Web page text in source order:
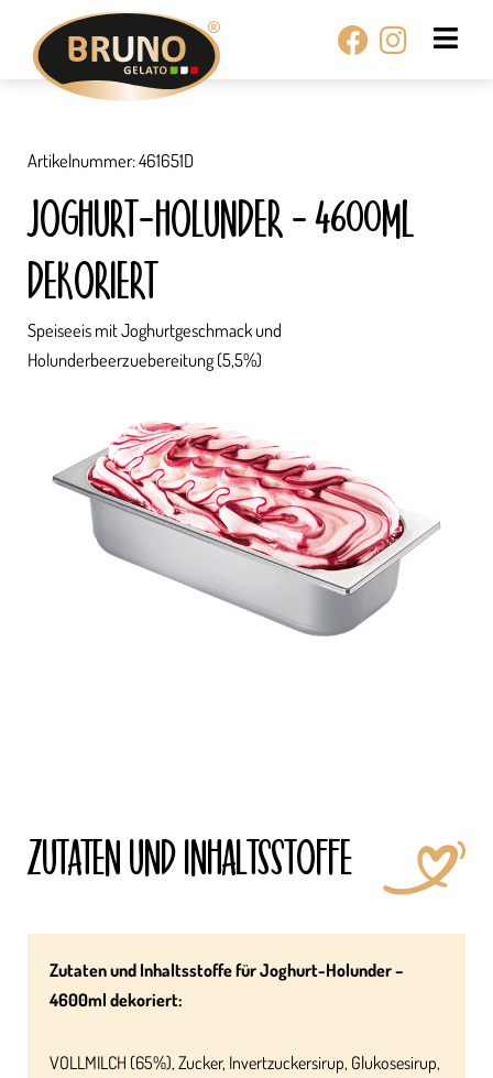
Inhalt
springen
Facebook
Artikelnummer: 461651D
JOGHURT-HOLUNDER – 4600ML
DEKORIERT
Speiseeis mit Joghurtgeschmack und
Holunderbeerzuebereitung (5,5%)
ZUTATEN UND INHALTS­STOFFE
Zutaten und Inhaltsstoffe für Joghurt-Holunder –
4600ml dekoriert:
VOLLMILCH (65%), Zucker, Invertzuckersirup, Glukosesirup,